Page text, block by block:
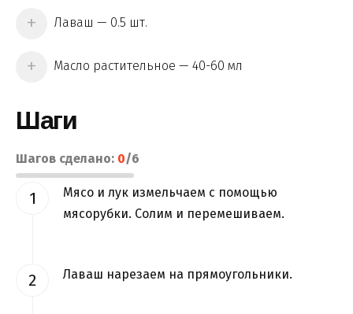
Лаваш — 0.5 шт.
Масло растительное — 40-60 мл
Шаги
Шагов сделано: 0/6
Мясо и лук измельчаем с помощью
мясорубки. Солим и перемешиваем.
Лаваш нарезаем на прямоугольники.